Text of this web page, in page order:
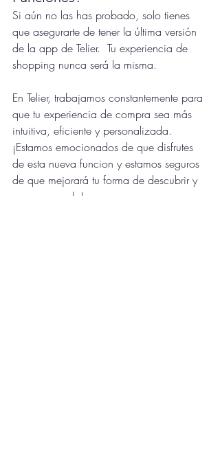
Si aún no las has probado, solo tienes
que asegurarte de tener la última versión
de la app de Telier.  Tu experiencia de
shopping nunca será la misma.
En Telier, trabajamos constantemente para
que tu experiencia de compra sea más
intuitiva, eficiente y personalizada.
¡Estamos emocionados de que disfrutes
de esta nueva funcion y estamos seguros
de que mejorará tu forma de descubrir y
comprar moda!